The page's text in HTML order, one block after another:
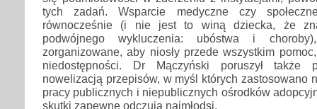
tych zadań. Wsparcie medyczne czy
równocześnie (i nie jest to winą dziecka, że
podwójnego wykluczenia: ubóstwa i
zorganizowane, aby niosły przede wszystkim
niedostępności. Dr Mączyński poruszył także
nowelizacją przepisów, w myśl których zastosowano
pracy publicznych i niepublicznych ośrodków
skutki zapewne odczują najmłodsi.